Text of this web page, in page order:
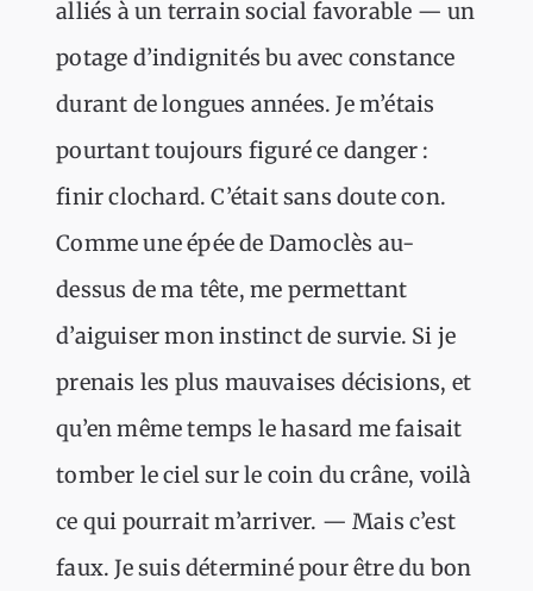
alliés à un terrain social favorable — un
potage d’indignités bu avec constance
durant de longues années. Je m’étais
pourtant toujours figuré ce danger :
finir clochard. C’était sans doute con.
Comme une épée de Damoclès au-
dessus de ma tête, me permettant
d’aiguiser mon instinct de survie. Si je
prenais les plus mauvaises décisions, et
qu’en même temps le hasard me faisait
tomber le ciel sur le coin du crâne, voilà
ce qui pourrait m’arriver. — Mais c’est
faux. Je suis déterminé pour être du bon